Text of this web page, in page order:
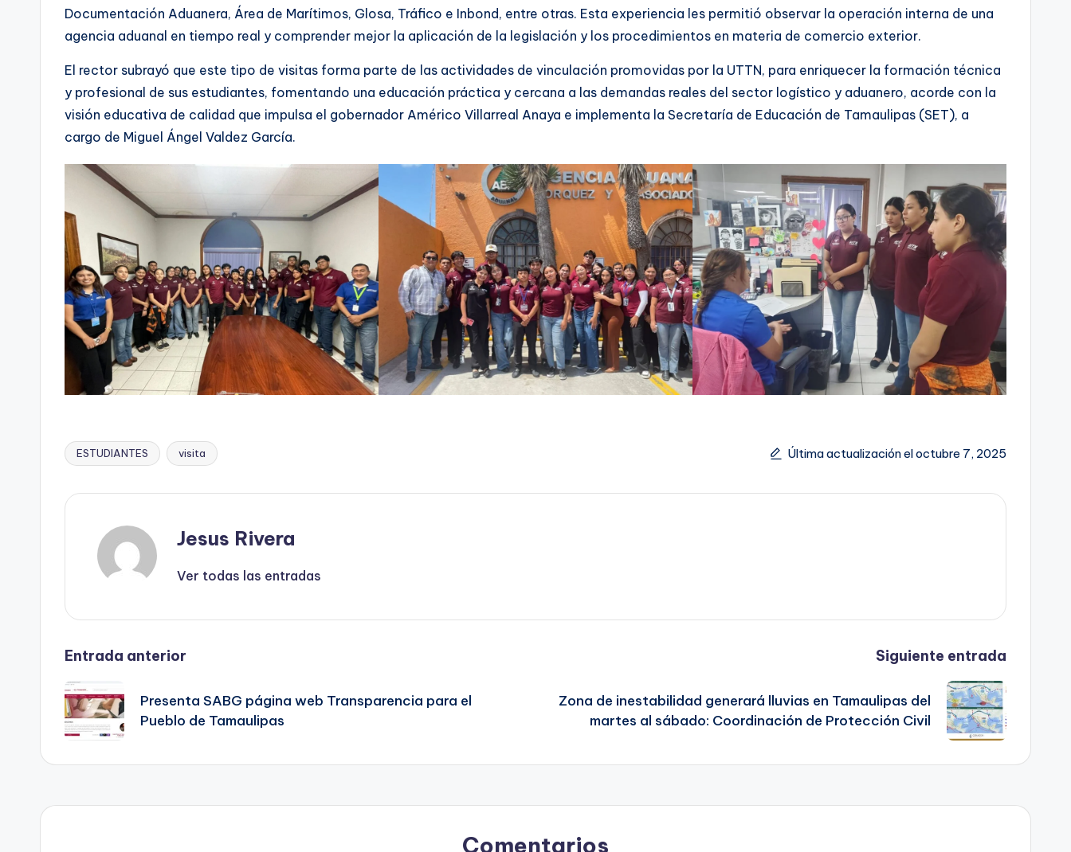
Documentación Aduanera, Área de Marítimos, Glosa, Tráfico e Inbond, entre otras. Esta experiencia les permitió observar la operación interna de una
agencia aduanal en tiempo real y comprender mejor la aplicación de la legislación y los procedimientos en materia de comercio exterior.
El rector subrayó que este tipo de visitas forma parte de las actividades de vinculación promovidas por la UTTN, para enriquecer la formación técnica
y profesional de sus estudiantes, fomentando una educación práctica y cercana a las demandas reales del sector logístico y aduanero, acorde con la
visión educativa de calidad que impulsa el gobernador Américo Villarreal Anaya e implementa la Secretaría de Educación de Tamaulipas (SET), a
cargo de Miguel Ángel Valdez García.
Etiquetas:
ESTUDIANTES visita Última actualización el octubre 7, 2025
Jesus Rivera
Ver todas las entradas
Navegación
de
entradas
Entrada anterior
Presenta SABG página web Transparencia para el
Pueblo de Tamaulipas
Siguiente entrada
Zona de inestabilidad generará lluvias en Tamaulipas del
martes al sábado: Coordinación de Protección Civil
Comentarios